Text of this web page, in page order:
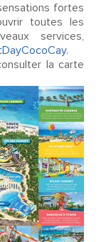
fortes
toutes les
services,
.
la carte